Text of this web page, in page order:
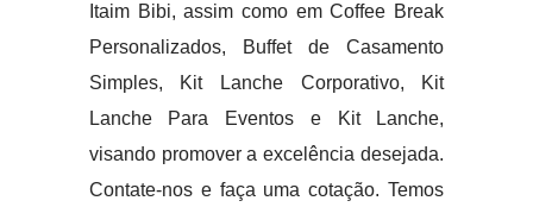
Itaim Bibi, assim como em Coffee Break
Personalizados, Buffet de Casamento
Simples, Kit Lanche Corporativo, Kit
Lanche Para Eventos e Kit Lanche,
visando promover a excelência desejada.
Contate-nos e faça uma cotação. Temos